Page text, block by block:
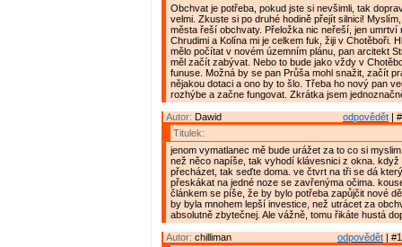
Obchvat je potřeba, pokud jste si nevšimli, tak
velmi. Zkuste si po druhé hodině přejít silnici!
města řeší obchvaty. Přeložka nic neřeší, jen umrtví
Chrudimi a Kolína mi je celkem fuk, žiji v Chotěboři.
mělo počítat v novém územním plánu, pan arcitekt
měl začít zabývat. Nebo to bude jako vždy v
funuse. Možná by se pan Průša mohl snažit, začít
nějakou dotaci a ono by to šlo. Třeba ho nový pan
rozhýbe a začne fungovat. Zkrátka jsem
odpovědět |
Autor: Dawid
Titulek:
jenom vymatlanec mě bude urážet za to co si
než něco napíše, tak vyhodí klávesnici z okna. když
přecházet, tak seďte doma. ve čtvrt na tři se dá
přeskákat na jedné noze se zavřenýma očima.
článkem se píše, že by bylo potřeba zapůjčit nové
by byla mnohem lepší investice, než utrácet za
absolutně zbytečnej. Ale vážně, tomu řikáte hustá
odpovědět |
Autor: chilliman